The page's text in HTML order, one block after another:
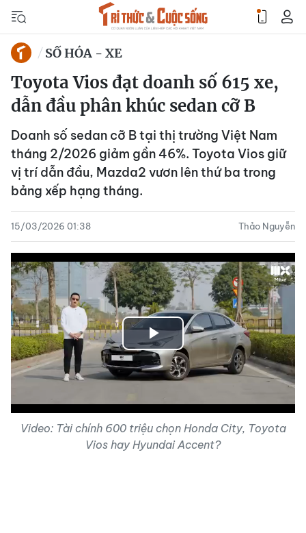
SỐ HÓA - XE
Toyota Vios đạt doanh số 615 xe,
dẫn đầu phân khúc sedan cỡ B
Doanh số sedan cỡ B tại thị trường Việt Nam
tháng 2/2026 giảm gần 46%. Toyota Vios giữ
vị trí dẫn đầu, Mazda2 vươn lên thứ ba trong
bảng xếp hạng tháng.
15/03/2026 01:38 Thảo Nguyễn
Play
Video
Video: Tài chính 600 triệu chọn Honda City, Toyota
Vios hay Hyundai Accent?